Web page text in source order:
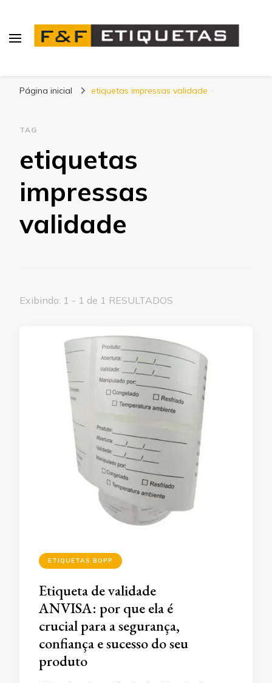
Página inicial etiquetas impressas validade
TAG
etiquetas
impressas
validade
Exibindo: 1 - 1 de 1 RESULTADOS
ETIQUETAS BOPP
Etiqueta de validade
ANVISA: por que ela é
crucial para a segurança,
confiança e sucesso do seu
produto